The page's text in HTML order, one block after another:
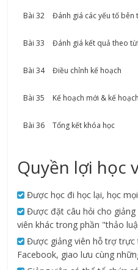
Bài 32 Đánh giá các yếu tố bên
Bài 33 Đánh giá kết quả theo
Bài 34 Điều chỉnh kế hoạch
Bài 35 Kế hoạch mới & kế
Bài 36 Tổng kết khóa học
Quyền lợi học
Được học đi học lại, học
Được đặt câu hỏi cho
viên khác trong phần "thảo
Được giảng viên hỗ trợ
Facebook, giao lưu cùng